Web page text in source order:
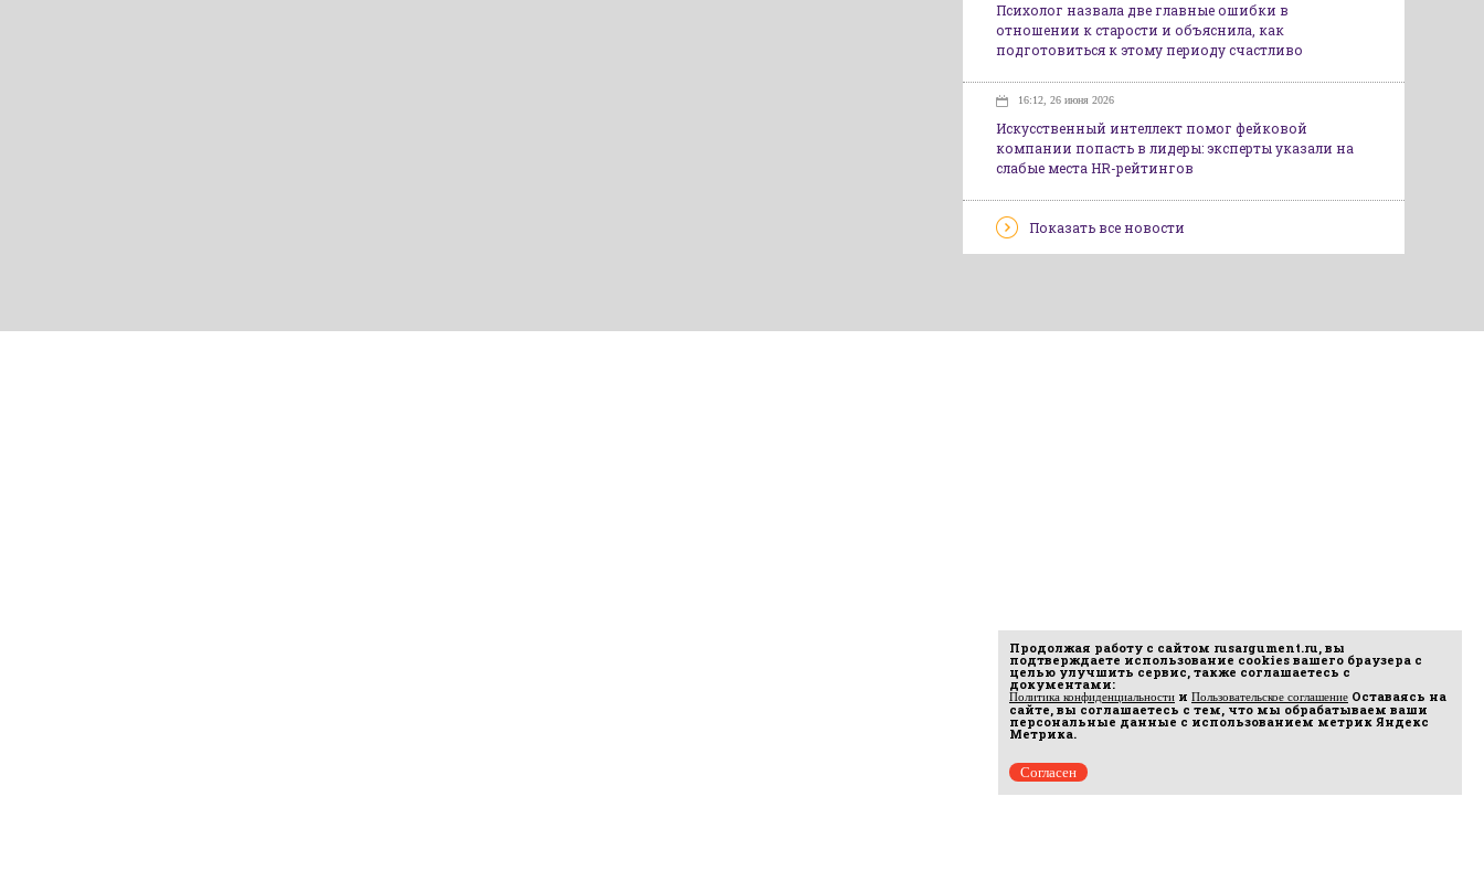
Психолог назвала две главные ошибки в
отношении к старости и объяснила, как
подготовиться к этому периоду счастливо
16:12, 26 июня 2026
Искусственный интеллект помог фейковой
компании попасть в лидеры: эксперты указали на
слабые места HR-рейтингов
Показать все новости
Продолжая работу с сайтом rusargument.ru, вы
подтверждаете использование cookies вашего браузера с
целью улучшить сервис, также соглашаетесь с
документами:
Политика конфиденциальности и Пользовательское соглашение Оставаясь на
сайте, вы соглашаетесь с тем, что мы обрабатываем ваши
персональные данные с использованием метрик Яндекс
Метрика.
Согласен